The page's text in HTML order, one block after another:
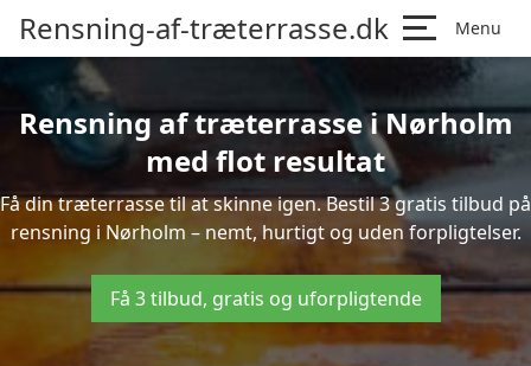
Rensning-af-træterrasse.dk Menu
Rensning af træterrasse i Nørholm
med flot resultat
Få din træterrasse til at skinne igen. Bestil 3 gratis tilbud på
rensning i Nørholm – nemt, hurtigt og uden forpligtelser.
Få 3 tilbud, gratis og uforpligtende